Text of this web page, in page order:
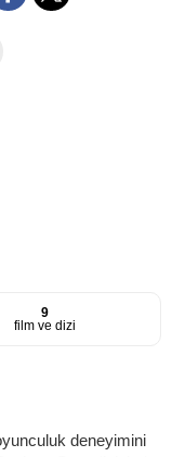
9
film ve dizi
deneyimini